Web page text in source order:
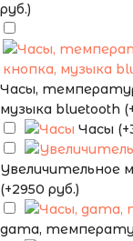
руб.)
Часы,
музыка bluetooth
Часы
Увеличительное
(+2950 руб.)
дата,